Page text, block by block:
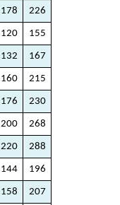
178 226
120 155
132 167
160 215
176 230
200 268
220 288
144 196
158 207